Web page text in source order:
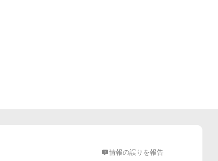
情報の誤りを報告